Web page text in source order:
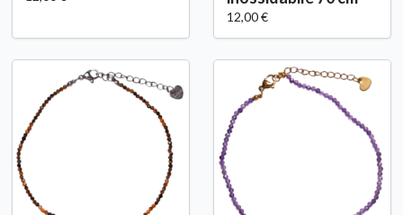
12,00 €